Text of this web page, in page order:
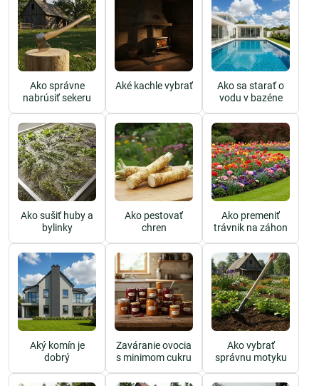
Ako správne
nabrúsiť sekeru
Aké kachle vybrať
Ako sa starať o
vodu v bazéne
Ako sušiť huby a
bylinky
Ako pestovať
chren
Ako premeniť
trávnik na záhon
Aký komín je
dobrý
Zaváranie ovocia
s minimom cukru
Ako vybrať
správnu motyku